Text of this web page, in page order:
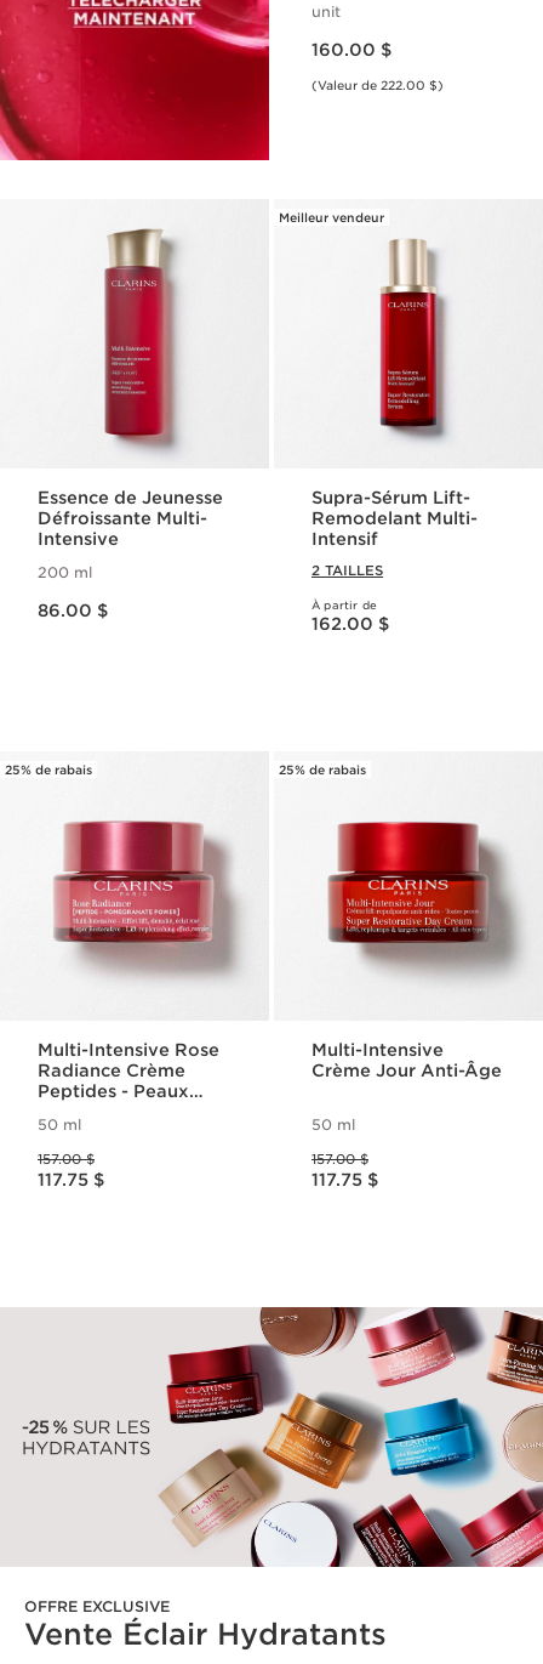
unit
160.00 $
(Valeur de 222.00 $)
Essence de Jeunesse
Défroissante Multi-
Intensive
200 ml
86.00 $
Meilleur vendeur
Supra-Sérum Lift-
Remodelant Multi-
Intensif
2 TAILLES
À partir de
Nouveau prix 162.00 $
162.00 $
25% de rabais
Multi-Intensive Rose
Radiance Crème
Peptides - Peaux
50 ml
157.00 $
Nouveau prix 117.75 $
117.75 $
25% de rabais
Multi-Intensive
Crème Jour Anti-Âge
50 ml
157.00 $
Nouveau prix 117.75 $
117.75 $
OFFRE EXCLUSIVE
Vente Éclair Hydratants